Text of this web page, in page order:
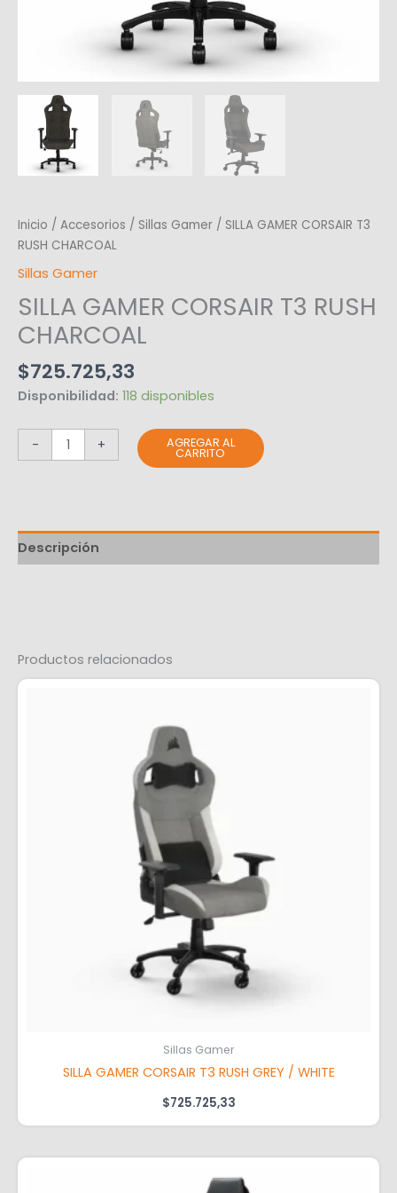
Inicio / Accesorios / Sillas Gamer / SILLA GAMER CORSAIR T3
RUSH CHARCOAL
Sillas Gamer
SILLA GAMER CORSAIR T3 RUSH
CHARCOAL
$725.725,33
Disponibilidad: 118 disponibles
- + AGREGAR AL
CARRITO
Descripción
Productos relacionados
Sillas Gamer
SILLA GAMER CORSAIR T3 RUSH GREY / WHITE
$725.725,33